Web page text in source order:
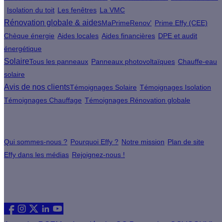
Isolation du toit Les fenêtres La VMC
Rénovation globale & aidesMaPrimeRenov' Prime Effy (CEE)
Chèque énergie Aides locales Aides financières DPE et audit
énergétique
SolaireTous les panneaux Panneaux photovoltaïques Chauffe-eau
solaire
Avis de nos clientsTémoignages Solaire Témoignages Isolation
Témoignages Chauffage Témoignages Rénovation globale
Qui sommes-nous ? Pourquoi Effy ? Notre mission Plan de site
Effy dans les médias Rejoignez-nous !